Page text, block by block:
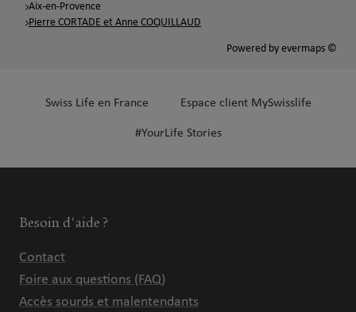
Aix-en-Provence
Pierre CORTADE et Anne COQUILLAUD
Powered by evermaps ©
Swiss Life en France Espace client MySwisslife
#YourLife Stories
Besoin d'aide ?
Contact
Foire aux questions (FAQ)
Accès sourds et malentendants